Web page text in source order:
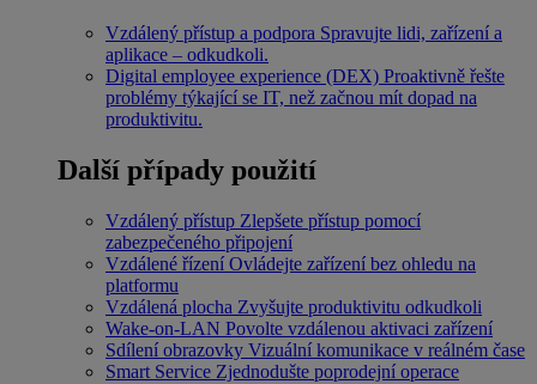
Vzdálený přístup a podpora Spravujte lidi, zařízení a
aplikace – odkudkoli.
Digital employee experience (DEX) Proaktivně řešte
problémy týkající se IT, než začnou mít dopad na
produktivitu.
Další případy použití
Vzdálený přístup Zlepšete přístup pomocí
zabezpečeného připojení
Vzdálené řízení Ovládejte zařízení bez ohledu na
platformu
Vzdálená plocha Zvyšujte produktivitu odkudkoli
Wake-on-LAN Povolte vzdálenou aktivaci zařízení
Sdílení obrazovky Vizuální komunikace v reálném čase
Smart Service Zjednodušte poprodejní operace